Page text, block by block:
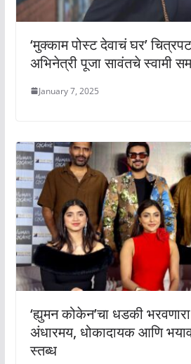
‘मुक्काम पोस्ट देवाचं घर’
अभिनेत्री पूजा सावंतचे स्वामी
January 7, 2025
‘ह्युमन कोकेन’चा धडकी
अंधारमय, धोकादायक आणि
स्तब्ध